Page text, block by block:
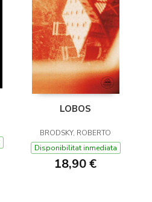
LOBOS
BRODSKY, ROBERTO
Disponibilitat inmediata
18,90 €